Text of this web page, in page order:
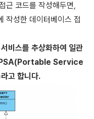
근 코드를 작성해두면,
작성한 데이터베이스 접
비스를 추상화하여 일관
PSA(Portable Service
고 합니다.